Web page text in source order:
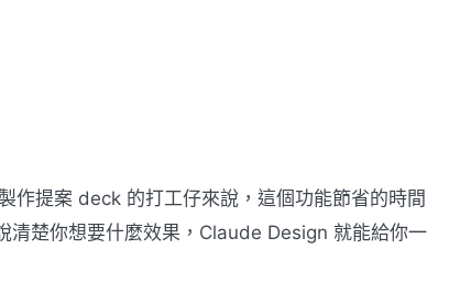
作提案 deck 的打工仔來說，這個功能節省的時間
楚你想要什麼效果，Claude Design 就能給你一